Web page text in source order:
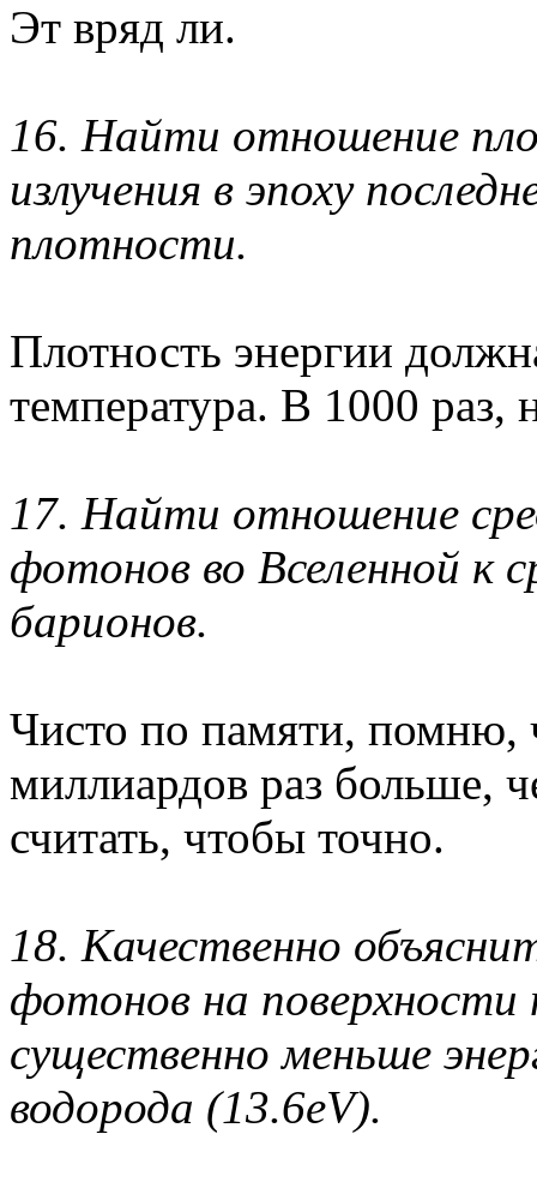
Эт вряд ли.
16. Найти отношение
излучения в эпоху
плотности.
Плотность энергии
температура. В 1000 раз,
17. Найти отношение
фотонов во Вселенной к
барионов.
Чисто по памяти, помню,
миллиардов раз больше,
считать, чтобы точно.
18. Качественно
фотонов на поверхности
существенно меньше
водорода (13.6eV).